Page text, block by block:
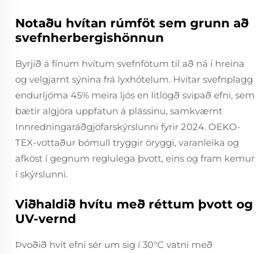
Notaðu hvítan rúmföt sem grunn að
svefnherbergishönnun
Byrjið á fínum hvítum svefnfötum til að ná í hreina
og velgjarnt sýnina frá lyxhótelum. Hvítar svefnplagg
endurljóma 45% meira ljós en litlögð svipað efni, sem
bætir algjöra uppfatun á plássinu, samkvæmt
Innredningaráðgjöfarskýrslunni fyrir 2024. OEKO-
TEX-vottaður bómull tryggir öryggi, varanleika og
afköst í gegnum reglulega þvott, eins og fram kemur
í skýrslunni.
Viðhaldið hvítu með réttum þvott og
UV-vernd
Þvoðið hvít efni sér um sig í 30°C vatni með